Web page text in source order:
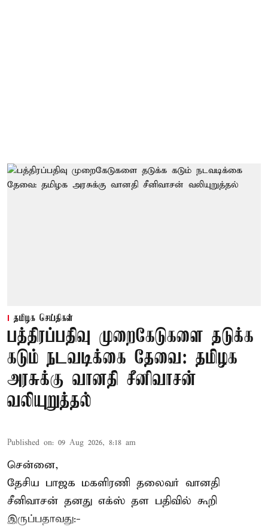
தமிழக செய்திகள்
பத்திரப்பதிவு முறைகேடுகளை தடுக்க
கடும் நடவடிக்கை தேவை: தமிழக
அரசுக்கு வானதி சீனிவாசன்
வலியுறுத்தல்
Published on: 09 Aug 2026, 8:18 am
சென்னை,
தேசிய பாஜக மகளிரணி தலைவர் வானதி
சீனிவாசன் தனது எக்ஸ் தள பதிவில் கூறி
இருப்பதாவது:-